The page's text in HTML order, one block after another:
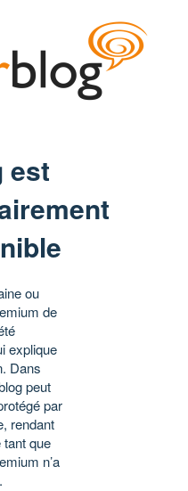
est
ou
de
explique
Dans
peut
par
rendant
que
n’a